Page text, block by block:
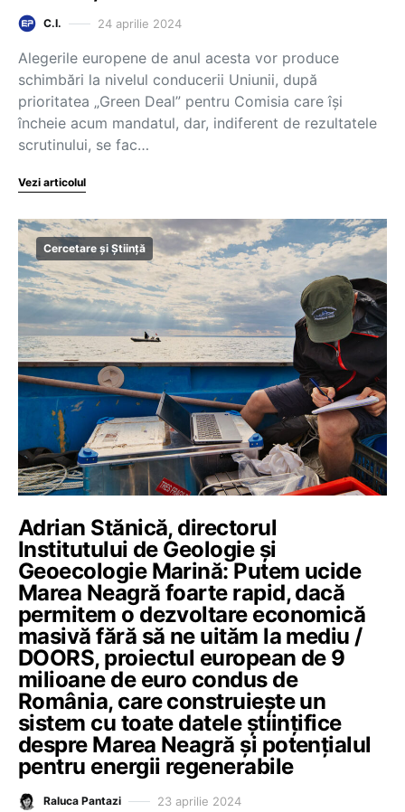
C.I. 24 aprilie 2024
Alegerile europene de anul acesta vor produce
schimbări la nivelul conducerii Uniunii, după
prioritatea „Green Deal” pentru Comisia care își
încheie acum mandatul, dar, indiferent de rezultatele
scrutinului, se fac…
Vezi articolul
Cercetare și Știință
Adrian Stănică, directorul
Institutului de Geologie și
Geoecologie Marină: Putem ucide
Marea Neagră foarte rapid, dacă
permitem o dezvoltare economică
masivă fără să ne uităm la mediu /
DOORS, proiectul european de 9
milioane de euro condus de
România, care construiește un
sistem cu toate datele științifice
despre Marea Neagră și potențialul
pentru energii regenerabile
Raluca Pantazi 23 aprilie 2024